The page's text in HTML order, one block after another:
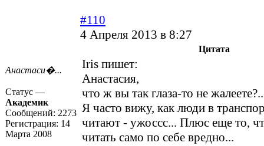
Анастаси�...
Статус —
Академик
Сообщений: 2273
Регистрация: 14
Марта 2008
#110
4 Апреля 2013 в 8:27
Цитата
Iris пишет:
Анастасия,
что ж вы так глаза-то не
Я часто вижу, как люди в
читают - ужоссс... Плюс еще то,
читать само по себе вредно...